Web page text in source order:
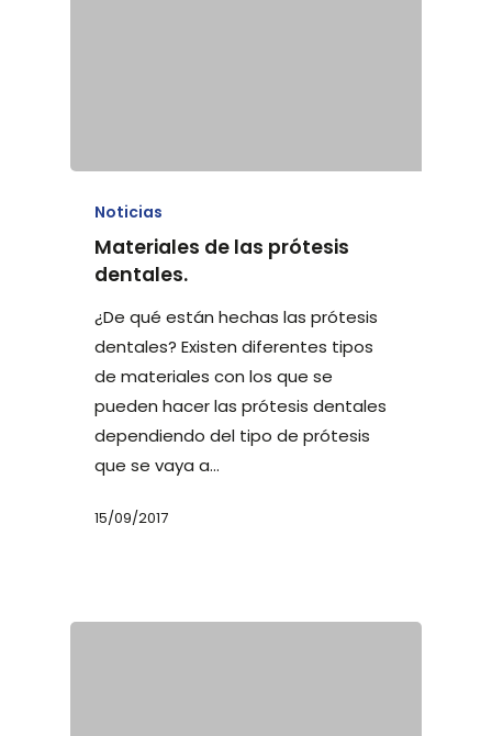
Noticias
Materiales de las prótesis
dentales.
¿De qué están hechas las prótesis
dentales? Existen diferentes tipos
de materiales con los que se
pueden hacer las prótesis dentales
dependiendo del tipo de prótesis
que se vaya a…
15/09/2017